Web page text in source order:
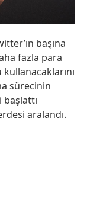
başına
fazla para
sürecinin
aralandı.